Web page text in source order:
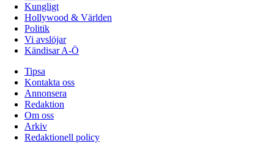
Kungligt
Hollywood & Världen
Politik
Vi avslöjar
Kändisar A-Ö
Tipsa
Kontakta oss
Annonsera
Redaktion
Om oss
Arkiv
Redaktionell policy